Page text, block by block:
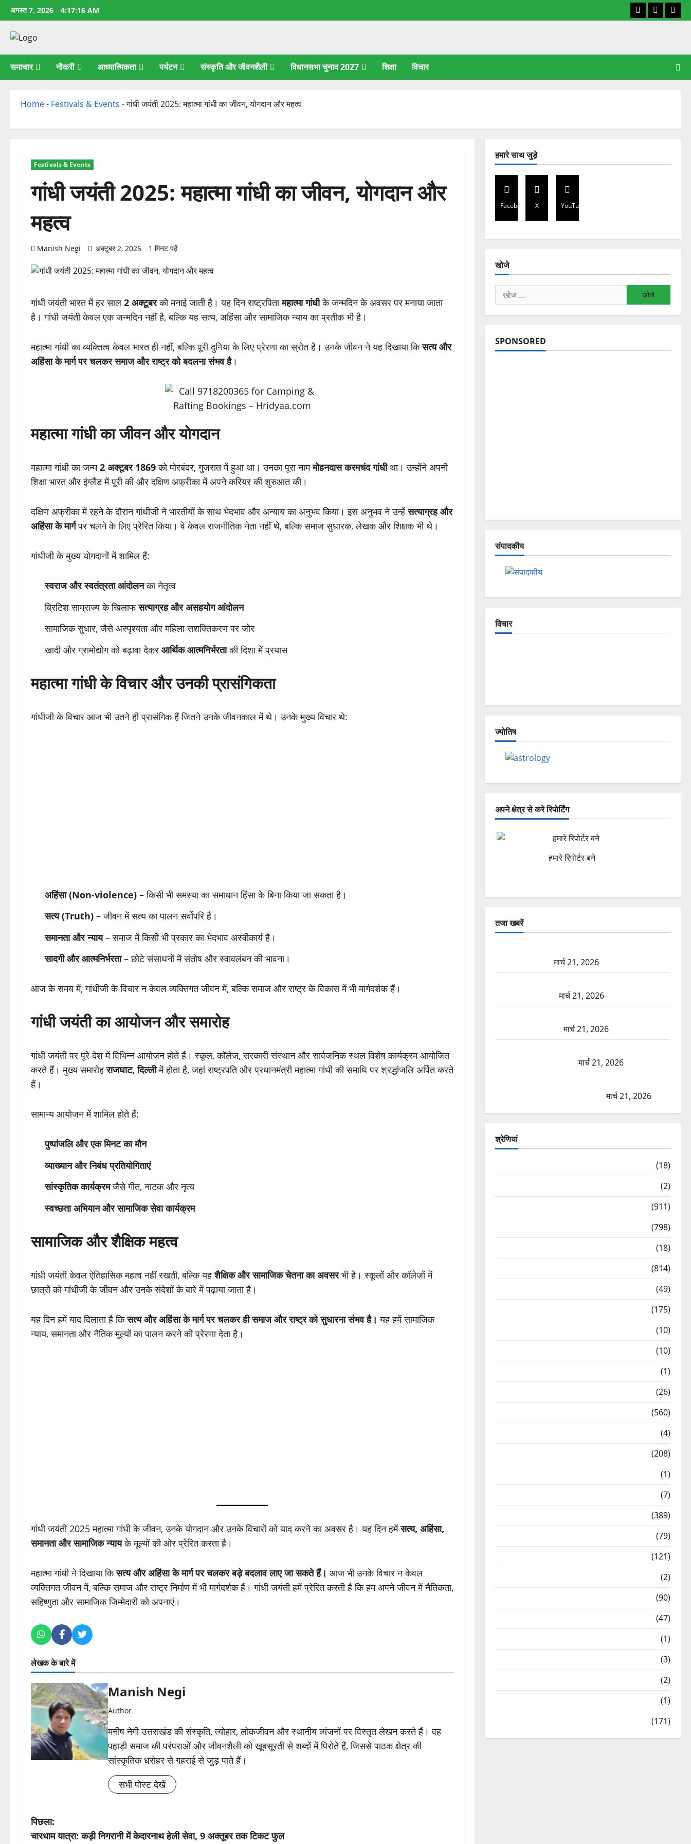
छोड़कर
सामग्री
अगस्त 7, 2026 4:17:17 AM Facebook
X
समाचार नौकरी आध्यात्मिकता पर्यटन संस्कृति और जीवनशैली विधानसभा चुनाव 2027 शिक्षा विचार
Home- Festivals & Events -गांधी जयंती 2025: महात्मा गांधी का जीवन, योगदान और महत्व
Festivals & Events
गांधी जयंती 2025: महात्मा गांधी का जीवन, योगदान और
महत्व
Manish Negi अक्टूबर 2, 2025 1 मिनट पढ़ें
गांधी जयंती भारत में हर साल 2 अक्टूबरको मनाई जाती है। यह दिन राष्ट्रपितामहात्मा गांधीके जन्मदिन के अवसर पर मनाया जाता
है। गांधी जयंती केवल एक जन्मदिन नहीं है, बल्कि यह सत्य, अहिंसा और सामाजिक न्याय का प्रतीक भी है।
महात्मा गांधी का व्यक्तित्व केवल भारत ही नहीं, बल्कि पूरी दुनिया के लिए प्रेरणा का स्रोत है। उनके जीवन ने यह दिखाया किसत्य और
अहिंसा के मार्ग पर चलकर समाज और राष्ट्र को बदलना संभव है।
महात्मा गांधी का जीवन और योगदान
महात्मा गांधी का जन्म2 अक्टूबर 1869को पोरबंदर, गुजरात में हुआ था। उनका पूरा नाममोहनदास करमचंद गांधीथा। उन्होंने अपनी
शिक्षा भारत और इंग्लैंड में पूरी की और दक्षिण अफ्रीका में अपने करियर की शुरुआत की।
दक्षिण अफ्रीका में रहने के दौरान गांधीजी ने भारतीयों के साथ भेदभाव और अन्याय का अनुभव किया। इस अनुभव ने उन्हेंसत्याग्रह और
अहिंसा के मार्गपर चलने के लिए प्रेरित किया। वे केवल राजनीतिक नेता नहीं थे, बल्कि समाज सुधारक, लेखक और शिक्षक भी थे।
गांधीजी के मुख्य योगदानों में शामिल हैं:
स्वराज और स्वतंत्रता आंदोलनका नेतृत्व
ब्रिटिश साम्राज्य के खिलाफसत्याग्रह और असहयोग आंदोलन
सामाजिक सुधार, जैसे अस्पृश्यता और महिला सशक्तिकरण पर जोर
खादी और ग्रामोद्योग को बढ़ावा देकर आर्थिक आत्मनिर्भरताकी दिशा में प्रयास
महात्मा गांधी के विचार और उनकी प्रासंगिकता
गांधीजी के विचार आज भी उतने ही प्रासंगिक हैं जितने उनके जीवनकाल में थे। उनके मुख्य विचार थे:
अहिंसा (Non-violence) – किसी भी समस्या का समाधान हिंसा के बिना किया जा सकता है।
सत्य (Truth) – जीवन में सत्य का पालन सर्वोपरि है।
समानता और न्याय– समाज में किसी भी प्रकार का भेदभाव अस्वीकार्य है।
सादगी और आत्मनिर्भरता– छोटे संसाधनों में संतोष और स्वावलंबन की भावना।
आज के समय में, गांधीजी के विचार न केवल व्यक्तिगत जीवन में, बल्कि समाज और राष्ट्र के विकास में भी मार्गदर्शक हैं।
गांधी जयंती का आयोजन और समारोह
गांधी जयंती पर पूरे देश में विभिन्न आयोजन होते हैं। स्कूल, कॉलेज, सरकारी संस्थान और सार्वजनिक स्थल विशेष कार्यक्रम आयोजित
करते हैं। मुख्य समारोहराजघाट, दिल्लीमें होता है, जहां राष्ट्रपति और प्रधानमंत्री महात्मा गांधी की समाधि पर श्रद्धांजलि अर्पित करते
हैं।
सामान्य आयोजन में शामिल होते हैं:
पुष्पांजलि और एक मिनट का मौन
व्याख्यान और निबंध प्रतियोगिताएं
सांस्कृतिक कार्यक्रमजैसे गीत, नाटक और नृत्य
स्वच्छता अभियान और सामाजिक सेवा कार्यक्रम
सामाजिक और शैक्षिक महत्व
गांधी जयंती केवल ऐतिहासिक महत्व नहीं रखती, बल्कि यहशैक्षिक और सामाजिक चेतना का अवसरभी है। स्कूलों और कॉलेजों में
छात्रों को गांधीजी के जीवन और उनके संदेशों के बारे में पढ़ाया जाता है।
यह दिन हमें याद दिलाता है किसत्य और अहिंसा के मार्ग पर चलकर ही समाज और राष्ट्र को सुधारना संभव है। यह हमें सामाजिक
न्याय, समानता और नैतिक मूल्यों का पालन करने की प्रेरणा देता है।
गांधी जयंती 2025 महात्मा गांधी के जीवन, उनके योगदान और उनके विचारों को याद करने का अवसर है। यह दिन हमेंसत्य, अहिंसा,
समानता और सामाजिक न्यायके मूल्यों की ओर प्रेरित करता है।
महात्मा गांधी ने दिखाया किसत्य और अहिंसा के मार्ग पर चलकर बड़े बदलाव लाए जा सकते हैं। आज भी उनके विचार न केवल
व्यक्तिगत जीवन में, बल्कि समाज और राष्ट्र निर्माण में भी मार्गदर्शक हैं। गांधी जयंती हमें प्रेरित करती है कि हम अपने जीवन में नैतिकता,
सहिष्णुता और सामाजिक जिम्मेदारी को अपनाएं।
लेखक के बारे में
Manish Negi
Author
मनीष नेगी उत्तराखंड की संस्कृति, त्योहार, लोकजीवन और स्थानीय व्यंजनों पर विस्तृत लेखन करते हैं। वह
पहाड़ी समाज की परंपराओं और जीवनशैली को खूबसूरती से शब्दों में पिरोते हैं, जिससे पाठक क्षेत्र की
सांस्कृतिक धरोहर से गहराई से जुड़ पाते हैं।
सभी पोस्ट देखें
पो
पिछला:
चारधाम यात्रा: कड़ी निगरानी में केदारनाथ हेली सेवा, 9 अक्तूबर तक टिकट फुल
हमारे साथ जुड़े
Facebook X YouTube
खोजे
निम्न
को
खोजें:
SPONSORED
संपादकीय
विचार
ज्योतिष
अपने क्षेत्र से करे रिपोर्टिंग
हमारे रिपोर्टर बने
तजा खबरें
मार्च 21, 2026
मार्च 21, 2026
मार्च 21, 2026
मार्च 21, 2026
मार्च 21, 2026
श्रेणियां
(18)
(2)
(911)
(798)
(18)
(814)
(49)
(175)
(10)
(10)
(1)
(26)
(560)
(4)
(208)
(1)
(7)
(389)
(79)
(121)
(2)
(90)
(47)
(1)
(3)
(2)
(1)
(171)